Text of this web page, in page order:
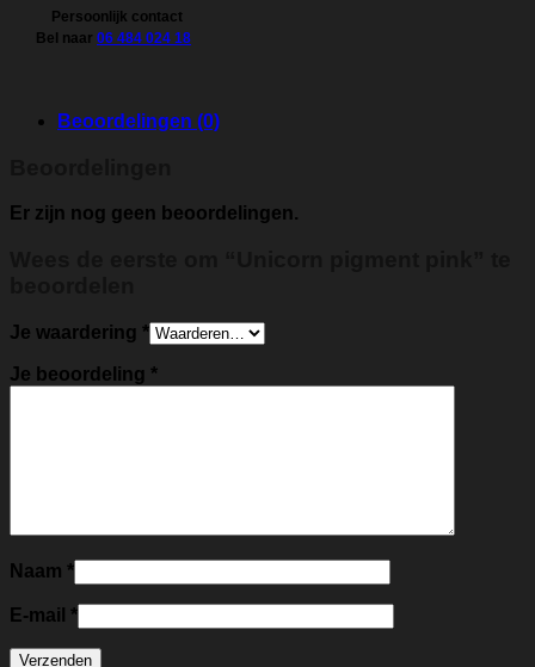
Persoonlijk contact
Bel naar 06 484 024 18
Beoordelingen (0)
Er zijn nog geen beoordelingen.
Je waardering *
Je beoordeling *
Naam *
E-mail *